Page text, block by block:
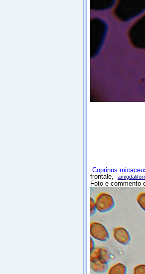
Coprinus
frontale,
Foto e commento